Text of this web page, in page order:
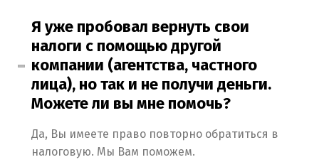
Я уже пробовал вернуть свои
налоги с помощью другой
компании (агентства, частного
лица), но так и не получи деньги.
Можете ли вы мне помочь?
Да, Вы имеете право повторно обратиться в
налоговую. Мы Вам поможем.